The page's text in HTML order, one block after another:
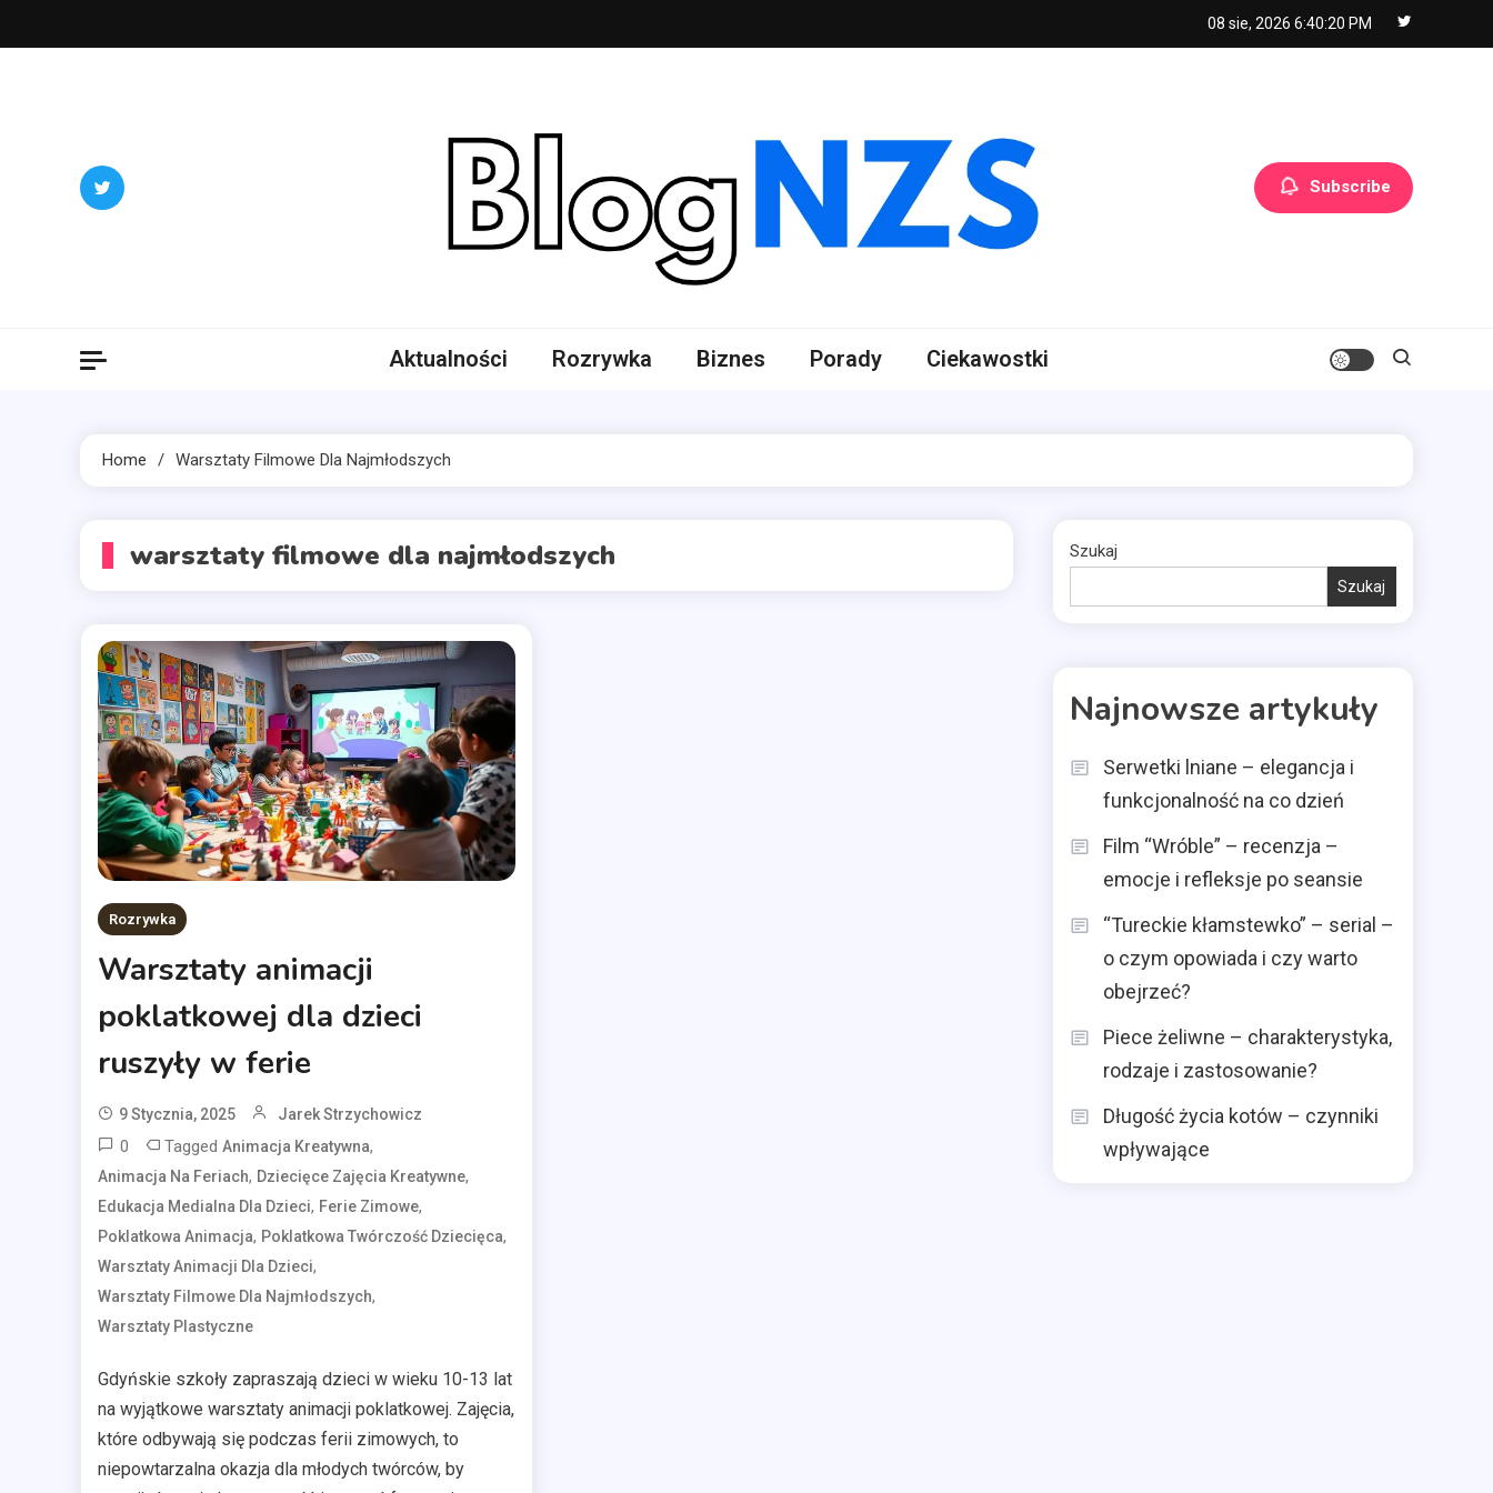
to
08 sie, 2026 6:40:20 PM
Subscribe
Aktualności Rozrywka Biznes Porady Ciekawostki
Home Warsztaty Filmowe Dla Najmłodszych
warsztaty filmowe dla najmłodszych
Rozrywka
Warsztaty animacji
poklatkowej dla dzieci
ruszyły w ferie
9 Stycznia, 2025 Jarek Strzychowicz
0 Tagged Animacja Kreatywna,
Animacja Na Feriach, Dziecięce Zajęcia Kreatywne,
Edukacja Medialna Dla Dzieci, Ferie Zimowe,
Poklatkowa Animacja, Poklatkowa Twórczość Dziecięca,
Warsztaty Animacji Dla Dzieci,
Warsztaty Filmowe Dla Najmłodszych,
Warsztaty Plastyczne
Gdyńskie szkoły zapraszają dzieci w wieku 10-13 lat
na wyjątkowe warsztaty animacji poklatkowej. Zajęcia,
które odbywają się podczas ferii zimowych, to
niepowtarzalna okazja dla młodych twórców, by
Szukaj
Szukaj
Najnowsze artykuły
Serwetki lniane – elegancja i
funkcjonalność na co dzień
Film “Wróble” – recenzja –
emocje i refleksje po seansie
“Tureckie kłamstewko” – serial –
o czym opowiada i czy warto
obejrzeć?
Piece żeliwne – charakterystyka,
rodzaje i zastosowanie?
Długość życia kotów – czynniki
wpływające